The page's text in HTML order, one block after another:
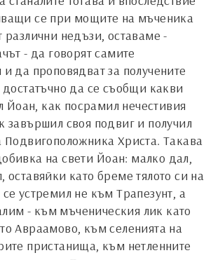
се при мощите на мъченика
различни недъзи, оставаме -
- да говорят самите
и да проповядват за получените
достатъчно да се съобщи какви
Йоан, как посрамил нечестивия
завършил своя подвиг и получил
Подвигоположника Христа. Такава
на свети Йоан: малко дал,
като бреме тялото си на
устремил не към Трапезунт, а
- към мъченическия лик като
Авраамово, към селенията на
пристанища, към нетленните